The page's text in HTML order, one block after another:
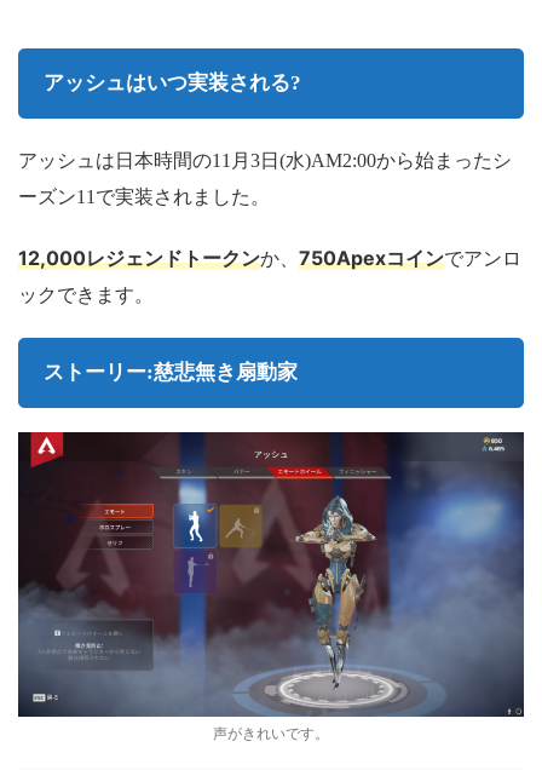
アッシュはいつ実装される?
アッシュは日本時間の11月3日(水)AM2:00から始まったシ
ーズン11で実装されました。
12,000レジェンドトークンか、 750Apexコインでアンロ
ックできます。
ストーリー:慈悲無き扇動家
声がきれいです。